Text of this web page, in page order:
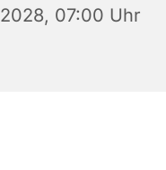
2028, 07:00 Uhr